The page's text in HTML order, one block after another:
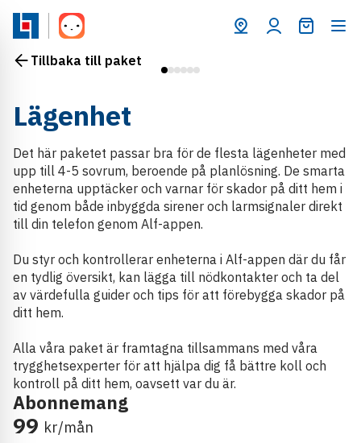
Tillbaka till paket
Lägenhet
Det här paketet passar bra för de flesta lägenheter med
upp till 4-5 sovrum, beroende på planlösning. De smarta
enheterna upptäcker och varnar för skador på ditt hem i
tid genom både inbyggda sirener och larmsignaler direkt
till din telefon genom Alf-appen.
Du styr och kontrollerar enheterna i Alf-appen där du får
en tydlig översikt, kan lägga till nödkontakter och ta del
av värdefulla guider och tips för att förebygga skador på
ditt hem.
Alla våra paket är framtagna tillsammans med våra
trygghetsexperter för att hjälpa dig få bättre koll och
kontroll på ditt hem, oavsett var du är.
Abonnemang
99 kr/mån